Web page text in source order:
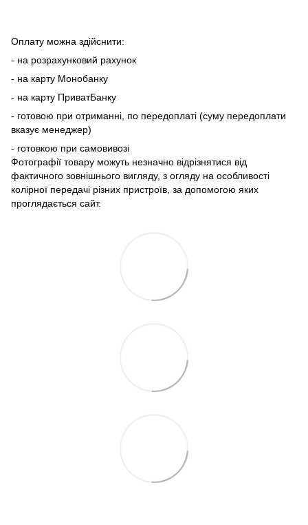
Оплату можна здійснити:
- на розрахунковий рахунок
- на карту Монобанку
- на карту ПриватБанку
- готовою при отриманні, по передоплаті (суму передоплати
вказує менеджер)
- готовкою при самовивозі
Фотографії товару можуть незначно відрізнятися від
фактичного зовнішнього вигляду, з огляду на особливості
колірної передачі різних пристроїв, за допомогою яких
проглядається сайт.